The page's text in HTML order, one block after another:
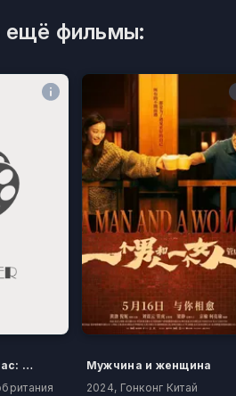
ещё фильмы:
Адепта Сороритас: Покаяние
Мужчина и женщина
2024, Гонконг Китай